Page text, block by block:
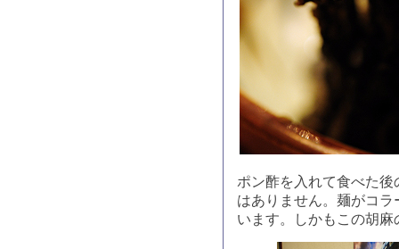
ポン酢を入れて食べた
はありません。麺がコ
います。しかもこの胡麻